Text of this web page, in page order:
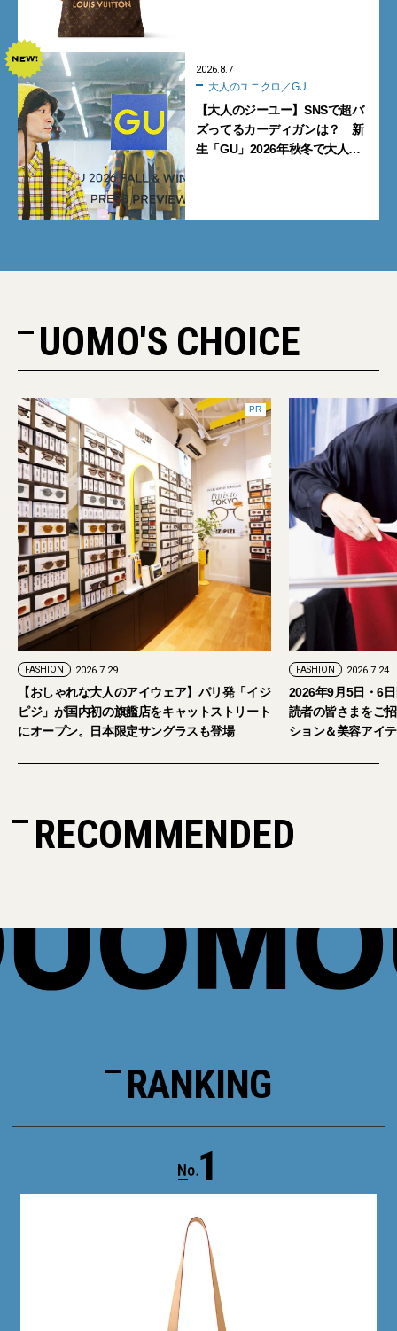
2026.8.7
大人のユニクロ／GU
【大人のジーユー】SNSで超バ
ズってるカーディガンは？ 新
生「GU」2026年秋冬で大人メ
UOMO'S CHOICE
ア】パリ発「イジ
ャットストリート
ラスも登場
2026年9月5日・6日開催。「試着フェス®︎」に
読者の皆さまをご招待。【2026年秋冬ファッ
ション＆美容アイテム試し放題】
RECOMMENDED
RANKING
1